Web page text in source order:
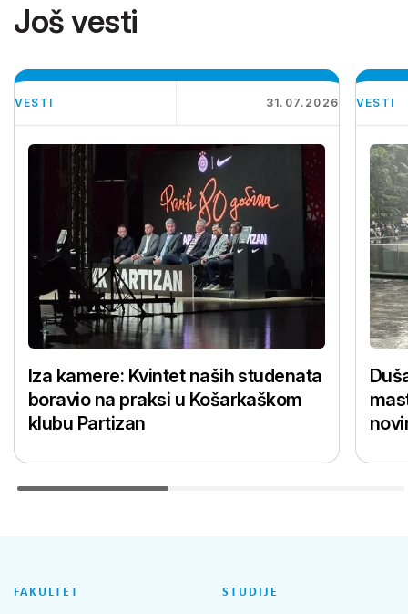
Još vesti
VESTI 31.07.2026
Iza kamere: Kvintet naših studenata
boravio na praksi u Košarkaškom
klubu Partizan
VESTI
FAKULTET STUDIJE